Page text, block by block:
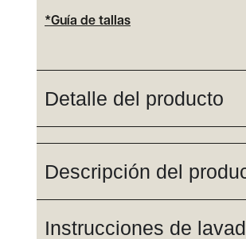
*Guía de tallas
Detalle del producto
Descripción del
Instrucciones de